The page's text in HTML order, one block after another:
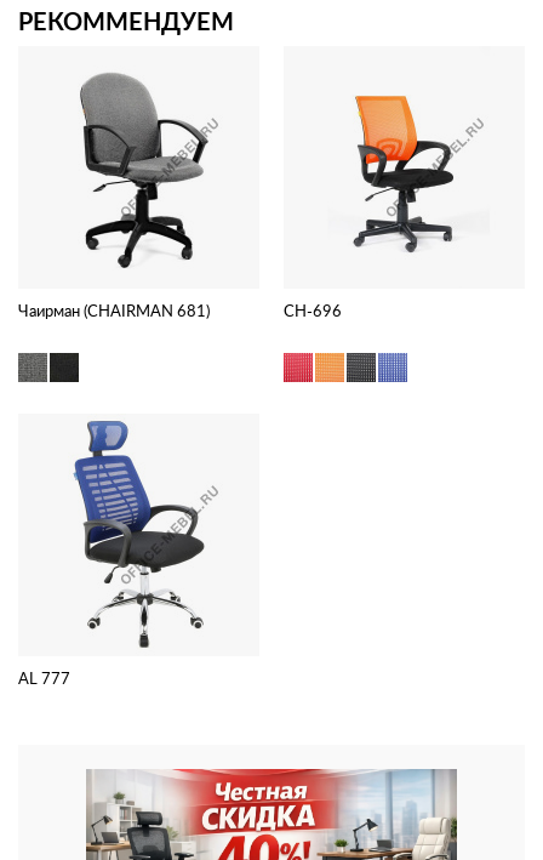
РЕКОММЕНДУЕМ
Чаирман (CHAIRMAN 681) CH-696
AL 777